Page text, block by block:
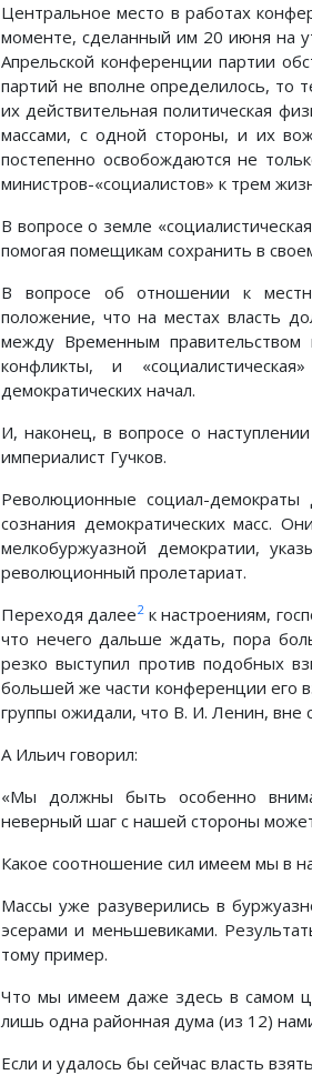
Центральное место в работах
моменте, сделанный им 20 июня на
Апрельской конференции партии
партий не вполне определилось, то
их действительная политическая
массами, с одной стороны, и их
постепенно освобождаются не
министров-«социалистов» к трем
В вопросе о земле
помогая помещикам сохранить в
В вопросе об отношении к
положение, что на местах власть
между Временным правительством
конфликты, и
демократических начал.
И, наконец, в вопросе о
империалист Гучков.
Революционные социал-демократы
сознания демократических масс.
мелкобуржуазной демократии,
революционный пролетариат.
Переходя далее2к настроениям,
что нечего дальше ждать, пора
резко выступил против подобных
большей же части конференции его
группы ожидали, что В. И. Ленин, вне
А Ильич говорил:
«Мы должны быть особенно
неверный шаг с нашей стороны
Какое соотношение сил имеем мы в
Массы уже разуверились в
эсерами и меньшевиками.
тому пример.
Что мы имеем даже здесь в самом
лишь одна районная дума (из 12)
Если и удалось бы сейчас власть